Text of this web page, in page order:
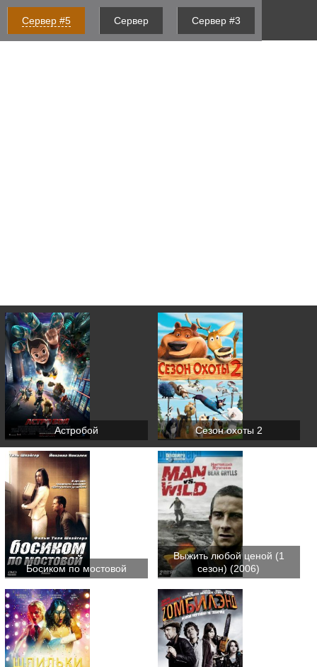
Сервер #5 Сервер Сервер #3
Астробой Сезон охоты 2
Босиком по мостовой
Выжить любой ценой (1
сезон) (2006)